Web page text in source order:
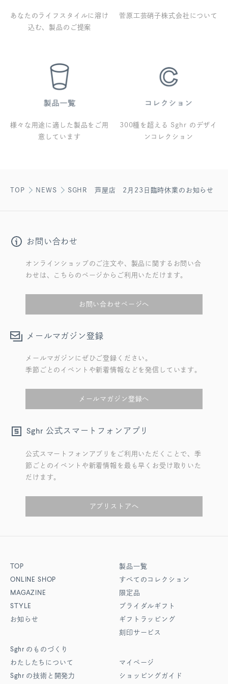
あなたのライフスタイルに溶け
込む、製品のご提案
菅原工芸硝子株式会社について
様々な用途に適した製品をご用
意しています
300種を超える Sghr のデザイ
ンコレクション
TOP NEWS SGHR 芦屋店 2月23日臨時休業のお知らせ
お問い合わせ
オンラインショップのご注文や、製品に関するお問い合
わせは、こちらのページからご利用いただけます。
お問い合わせページへ
メールマガジン登録
メールマガジンにぜひご登録ください。
季節ごとのイベントや新着情報などを発信しています。
メールマガジン登録へ
Sghr 公式スマートフォンアプリ
公式スマートフォンアプリをご利用いただくことで、季
節ごとのイベントや新着情報を最も早くお受け取りいた
だけます。
アプリストアへ
TOP
ONLINE SHOP
MAGAZINE
STYLE
お知らせ
Sghr のものづくり
わたしたちについて
Sghr の技術と開発力
製品一覧
すべてのコレクション
限定品
ブライダルギフト
ギフトラッピング
刻印サービス
マイページ
ショッピングガイド